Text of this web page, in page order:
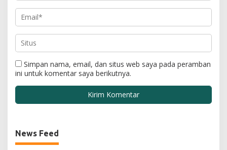
Simpan nama, email, dan situs web saya pada peramban
ini untuk komentar saya berikutnya.
News Feed